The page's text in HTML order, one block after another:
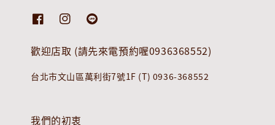
歡迎店取 (請先來電預約喔0936368552)
台北市文山區萬利街7號1F (T) 0936-368552
我們的初衷